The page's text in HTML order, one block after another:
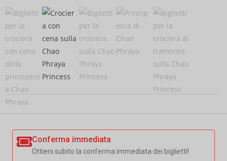
Conferma immediata
Ottieni subito la conferma immediata dei biglietti!